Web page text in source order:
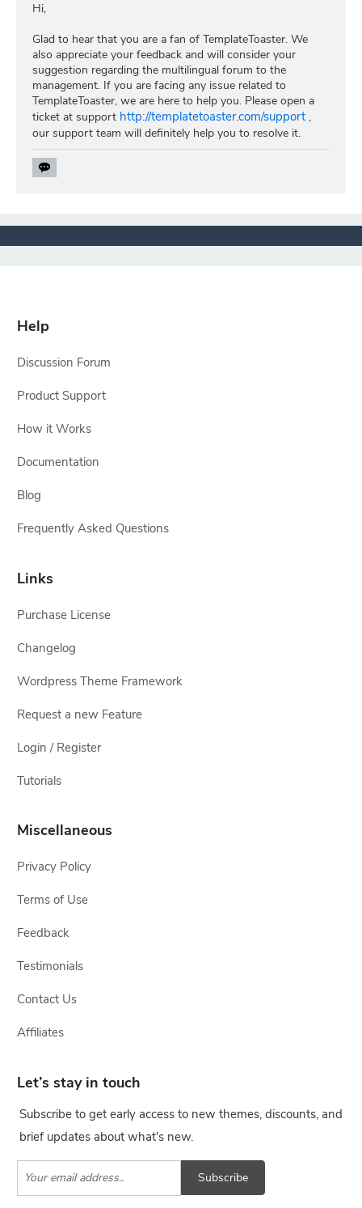
Hi,
Glad to hear that you are a fan of TemplateToaster. We
also appreciate your feedback and will consider your
suggestion regarding the multilingual forum to the
management. If you are facing any issue related to
TemplateToaster, we are here to help you. Please open a
ticket at support http://templatetoaster.com/support ,
our support team will definitely help you to resolve it.
Help
Discussion Forum
Product Support
How it Works
Documentation
Blog
Frequently Asked Questions
Links
Purchase License
Changelog
Wordpress Theme Framework
Request a new Feature
Login / Register
Tutorials
Miscellaneous
Privacy Policy
Terms of Use
Feedback
Testimonials
Contact Us
Affiliates
Let’s stay in touch
Subscribe to get early access to new themes, discounts, and
brief updates about what's new.
Subscribe